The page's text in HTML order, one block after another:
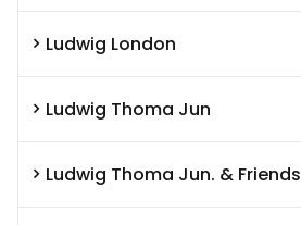
Ludwig London
Ludwig Thoma Jun
Ludwig Thoma Jun. & Friends